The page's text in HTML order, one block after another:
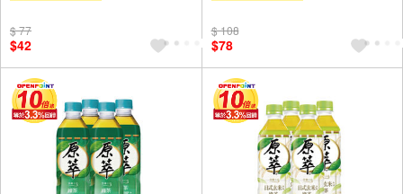
贈$200
$ 77
$42
滿額9折
$ 108
$78